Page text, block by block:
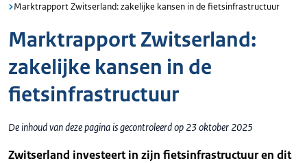
Marktrapport Zwitserland: zakelijke kansen in de fietsinfrastructuur
Marktrapport Zwitserland:
zakelijke kansen in de
fietsinfrastructuur
De inhoud van deze pagina is gecontroleerd op 23 oktober 2025
Zwitserland investeert in zijn fietsinfrastructuur en dit